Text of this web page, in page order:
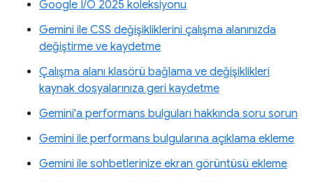
Google I/O 2025 koleksiyonu
Gemini ile CSS değişikliklerini çalışma alanınızda
değiştirme ve kaydetme
Çalışma alanı klasörü bağlama ve değişiklikleri
kaynak dosyalarınıza geri kaydetme
Gemini'a performans bulguları hakkında soru sorun
Gemini ile performans bulgularına açıklama ekleme
Gemini ile sohbetlerinize ekran görüntüsü ekleme